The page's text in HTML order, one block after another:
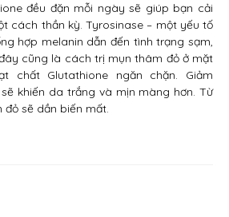
đều đặn mỗi ngày sẽ giúp bạn cải
cách thần kỳ. Tyrosinase – một yếu tố
hợp melanin dẫn đến tình trạng sạm,
cũng là cách trị mụn thâm đỏ ở mặt
chất Glutathione ngăn chặn. Giảm
khiến da trắng và mịn màng hơn. Từ
sẽ dần biến mất.